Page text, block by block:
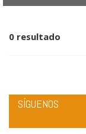
0 resultado
SÍGUENOS